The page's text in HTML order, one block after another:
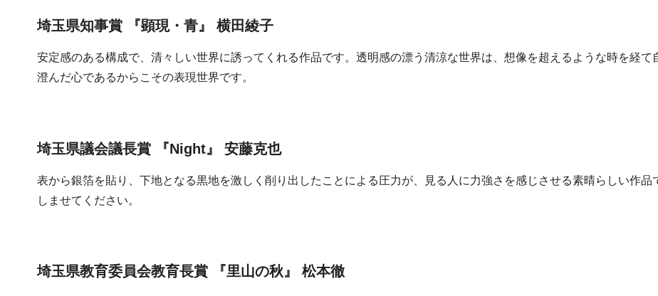
埼玉県知事賞 『顕現・青』 横田綾子
安定感のある構成で、清々しい世界に誘ってくれる作品です。透明感の漂う清涼な世界は、想像を超えるような時を経て
澄んだ心であるからこその表現世界です。
埼玉県議会議長賞 『Night』 安藤克也
表から銀箔を貼り、下地となる黒地を激しく削り出したことによる圧力が、見る人に力強さを感じさせる素晴らしい作
しませてください。
埼玉県教育委員会教育長賞 『里山の秋』 松本徹